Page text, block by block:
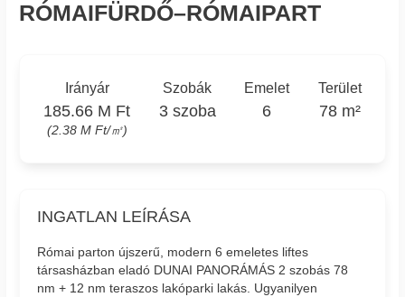
RÓMAIFÜRDŐ–RÓMAIPART
Irányár
185.66 M Ft
(2.38 M Ft/㎡)
Szobák
3 szoba
Emelet
6
Terület
78 m²
INGATLAN LEÍRÁSA
Római parton újszerű, modern 6 emeletes liftes
társasházban eladó DUNAI PANORÁMÁS 2 szobás 78
nm + 12 nm teraszos lakóparki lakás. Ugyanilyen